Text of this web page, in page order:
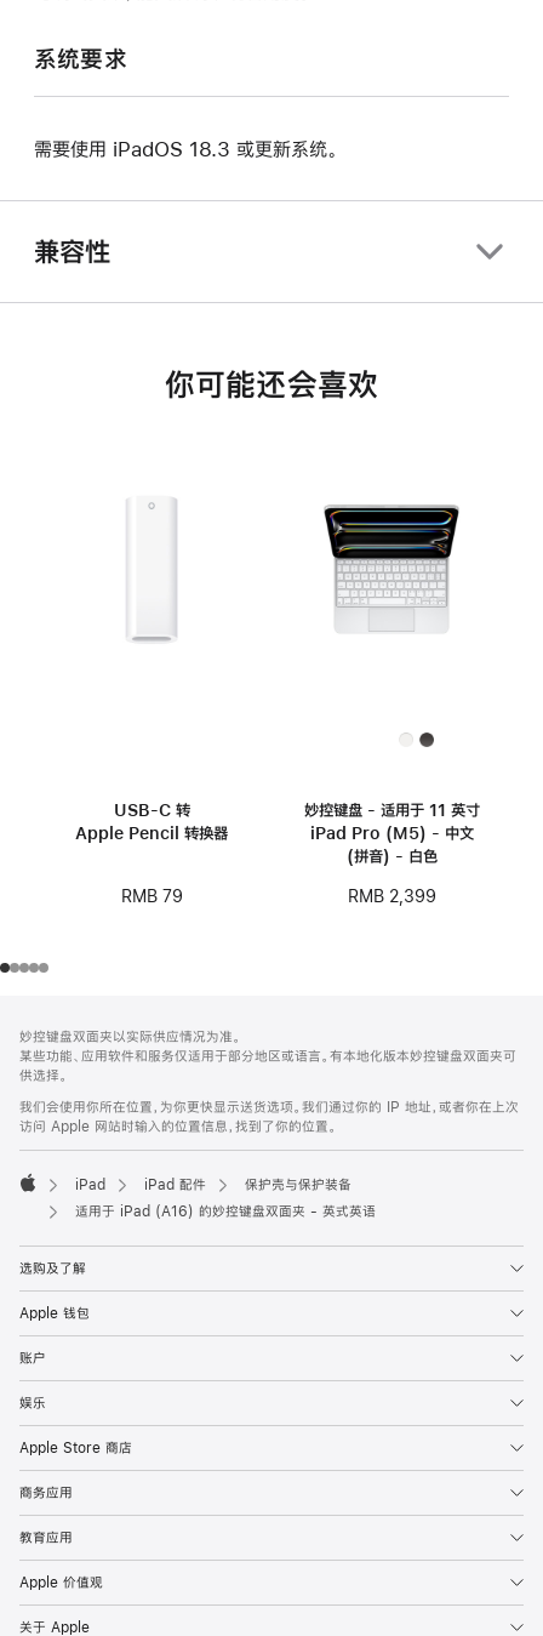
系统要求
需要使用 iPadOS 18.3 或更新系统。
兼容性
你可能还会喜欢
USB-C 转
Apple Pencil 转换器
RMB 79
妙控键盘 - 适用于 11 英寸
iPad Pro (M5) - 中文
(拼音) - 白色
RMB 2,399
页
页
脚
注
妙控键盘双面夹以实际供应情况为准。
某些功能、应用软件和服务仅适用于部分地区或语言。有本地化版本妙控键盘双面夹可
供选择。
我们会使用你所在位置，为你更快显示送货选项。我们通过你的 IP 地址，或者你在上次
访问 Apple 网站时输入的位置信息，找到了你的位置。
Apple
iPad iPad 配件
保护壳与保护装备
适用于 iPad (A16) 的妙控键盘双面夹 - 英式英语
选购及了解
Apple 钱包
账户
娱乐
Apple Store 商店
商务应用
教育应用
Apple 价值观
关于 Apple